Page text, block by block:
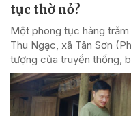
tục thờ nỏ?
Một phong tục hàng
Thu Ngạc, xã Tân Sơn
tượng của truyền thống,